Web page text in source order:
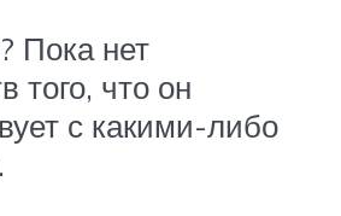
Пока нет
того, что он
с какими-либо